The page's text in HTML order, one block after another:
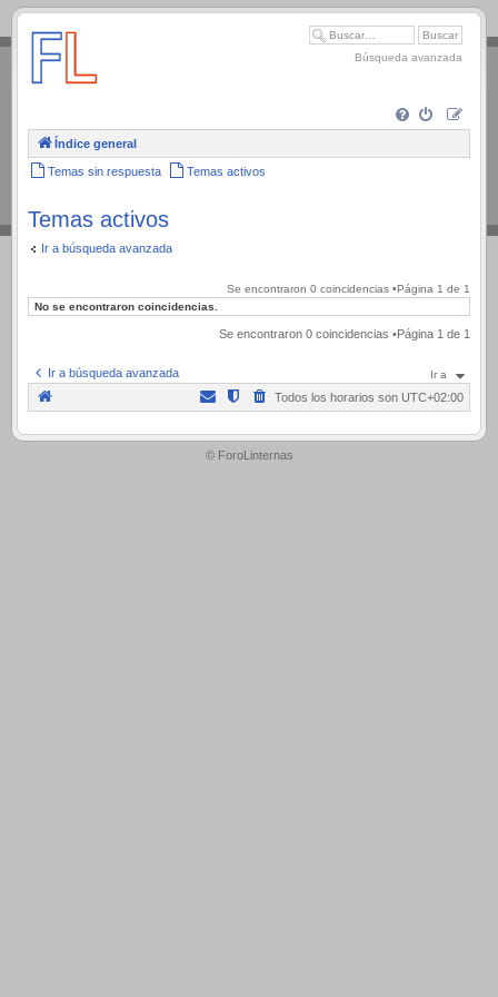
.
Búsqueda avanzada
Índice general
Temas sin respuesta Temas activos
Temas activos
Ir a búsqueda avanzada
Se encontraron 0 coincidencias •Página 1 de 1
No se encontraron coincidencias.
Se encontraron 0 coincidencias •Página 1 de 1
Ir a búsqueda avanzada Ir a
Todos los horarios son UTC+02:00
.
© ForoLinternas